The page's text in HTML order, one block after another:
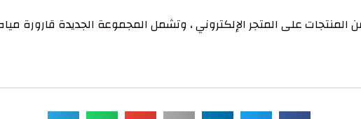
على المتجر الإلكتروني ، وتشمل المجموعة الجديدة قارورة